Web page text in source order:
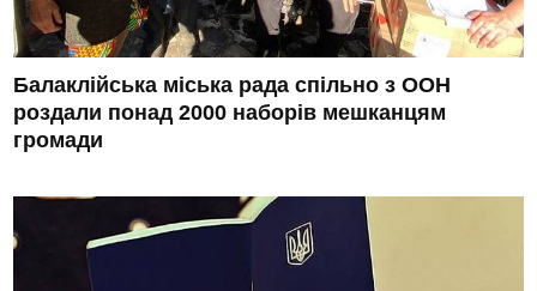
Балаклійська міська рада спільно з ООН
роздали понад 2000 наборів мешканцям
громади